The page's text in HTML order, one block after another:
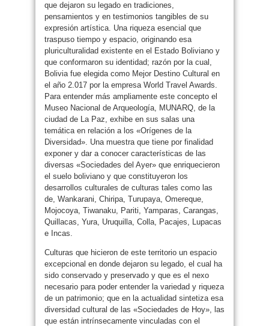
que dejaron su legado en tradiciones,
pensamientos y en testimonios tangibles de su
expresión artística. Una riqueza esencial que
traspuso tiempo y espacio, originando esa
pluriculturalidad existente en el Estado Boliviano y
que conformaron su identidad; razón por la cual,
Bolivia fue elegida como Mejor Destino Cultural en
el año 2.017 por la empresa World Travel Awards.
Para entender más ampliamente este concepto el
Museo Nacional de Arqueología, MUNARQ, de la
ciudad de La Paz, exhibe en sus salas una
temática en relación a los «Orígenes de la
Diversidad». Una muestra que tiene por finalidad
exponer y dar a conocer características de las
diversas «Sociedades del Ayer» que enriquecieron
el suelo boliviano y que constituyeron los
desarrollos culturales de culturas tales como las
de, Wankarani, Chiripa, Turupaya, Omereque,
Mojocoya, Tiwanaku, Pariti, Yamparas, Carangas,
Quillacas, Yura, Uruquilla, Colla, Pacajes, Lupacas
e Incas.
Culturas que hicieron de este territorio un espacio
excepcional en donde dejaron su legado, el cual ha
sido conservado y preservado y que es el nexo
necesario para poder entender la variedad y riqueza
de un patrimonio; que en la actualidad sintetiza esa
diversidad cultural de las «Sociedades de Hoy», las
que están intrínsecamente vinculadas con el